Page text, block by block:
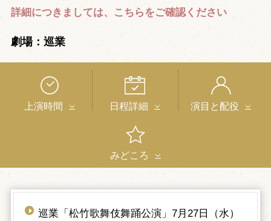
詳細につきましては、こちらをご確認ください
劇場：巡業
上演時間 日程詳細 演目と配役
みどころ
巡業「松竹歌舞伎舞踊公演」7月27日（水）